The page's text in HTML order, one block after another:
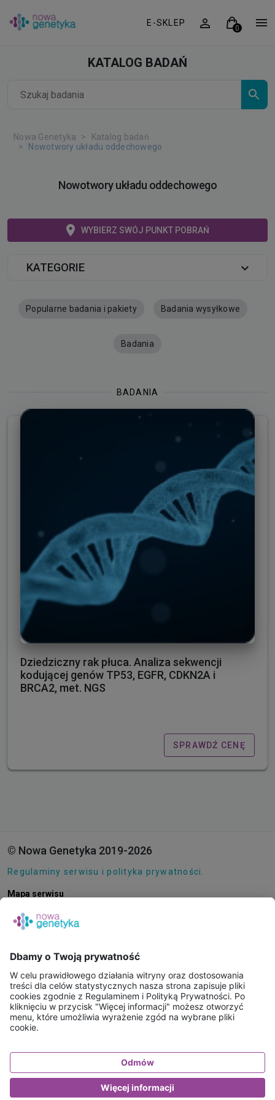
E-SKLEP
KATALOG BADAŃ
Nowa Genetyka
Katalog badań
Nowotwory układu oddechowego
Nowotwory układu oddechowego
WYBIERZ SWÓJ PUNKT POBRAŃ
KATEGORIE
Popularne badania i pakiety Badania wysyłkowe
Badania
BADANIA
Dziedziczny rak płuca. Analiza sekwencji
kodującej genów TP53, EGFR, CDKN2A i
BRCA2, met. NGS
SPRAWDŹ CENĘ
© Nowa Genetyka 2019-2026
Regulaminy serwisu i polityka prywatności.
Mapa serwisu
E-SKLEP
PUNKTY POBRAŃ
KONSULTACJE ONLINE
PORADNIE GENETYCZNE
BAZA WIEDZY
FAQ